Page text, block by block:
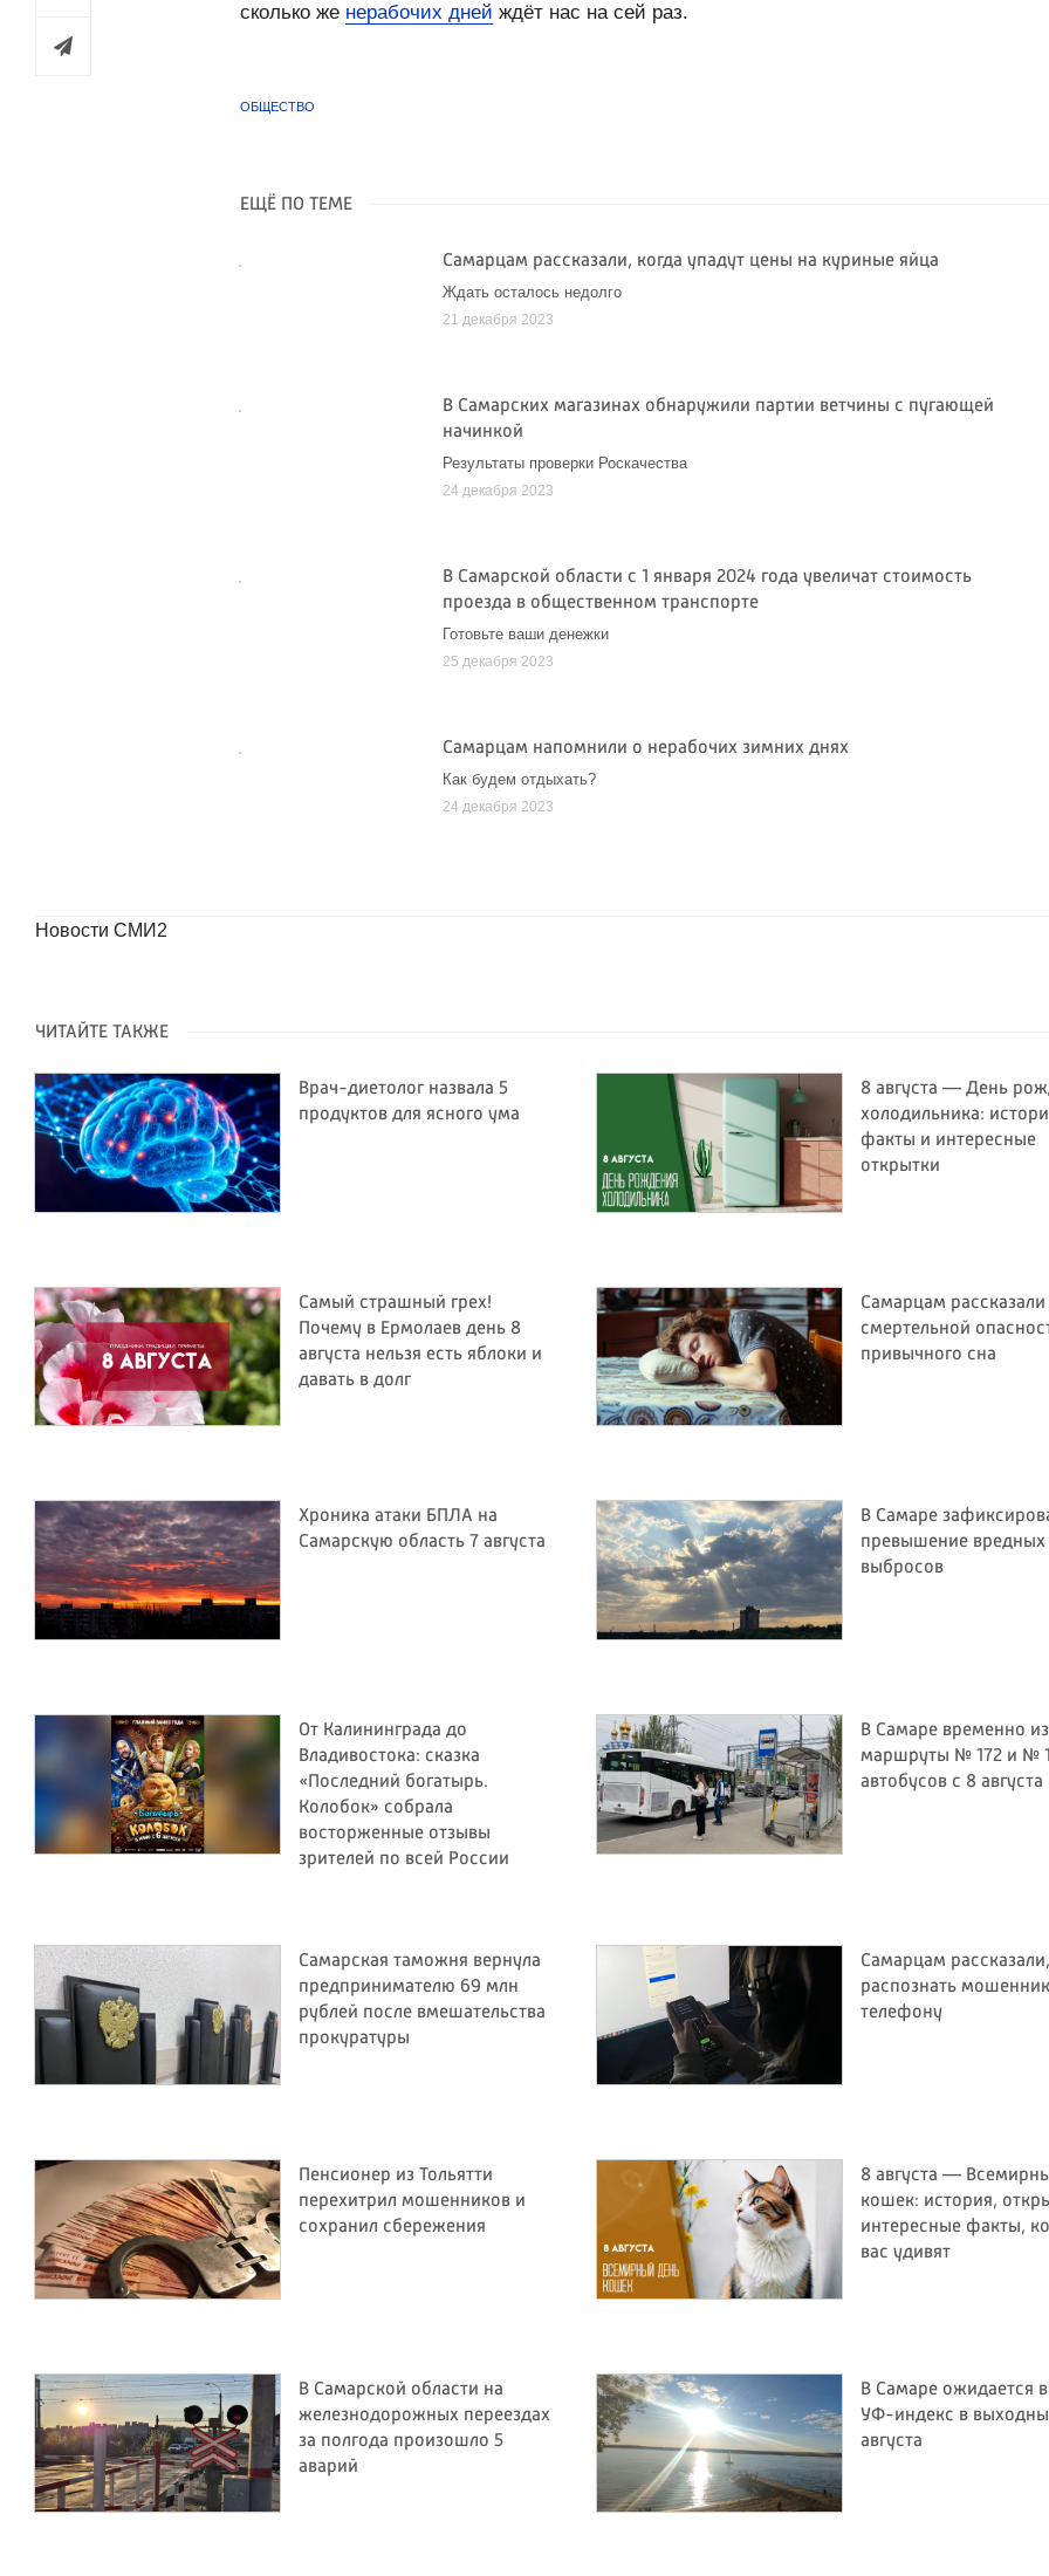
сколько же нерабочих дней ждёт нас на сей раз.
ОБЩЕСТВО
ЕЩЁ ПО ТЕМЕ
Самарцам рассказали, когда упадут цены на куриные яйца
Ждать осталось недолго
21 декабря 2023
В Самарских магазинах обнаружили партии ветчины с пугающей
начинкой
Результаты проверки Роскачества
24 декабря 2023
В Самарской области с 1 января 2024 года увеличат стоимость
проезда в общественном транспорте
Готовьте ваши денежки
25 декабря 2023
Самарцам напомнили о нерабочих зимних днях
Как будем отдыхать?
24 декабря 2023
Новости СМИ2
ЧИТАЙТЕ ТАКЖЕ
Врач-диетолог назвала 5
продуктов для ясного ума
8 августа — День
холодильника:
факты и интересные
открытки
Самый страшный грех!
Почему в Ермолаев день 8
августа нельзя есть яблоки и
давать в долг
Самарцам рассказали
смертельной
привычного сна
Хроника атаки БПЛА на
Самарскую область 7 августа
В Самаре
превышение вредных
выбросов
От Калининграда до
Владивостока: сказка
«Последний богатырь.
Колобок» собрала
восторженные отзывы
зрителей по всей России
В Самаре временно
маршруты № 172 и №
автобусов с 8 августа
Самарская таможня вернула
предпринимателю 69 млн
рублей после вмешательства
прокуратуры
Самарцам
распознать
телефону
Пенсионер из Тольятти
перехитрил мошенников и
сохранил сбережения
8 августа —
кошек: история,
интересные факты,
вас удивят
В Самарской области на
железнодорожных переездах
за полгода произошло 5
аварий
В Самаре ожидается
УФ-индекс в
августа